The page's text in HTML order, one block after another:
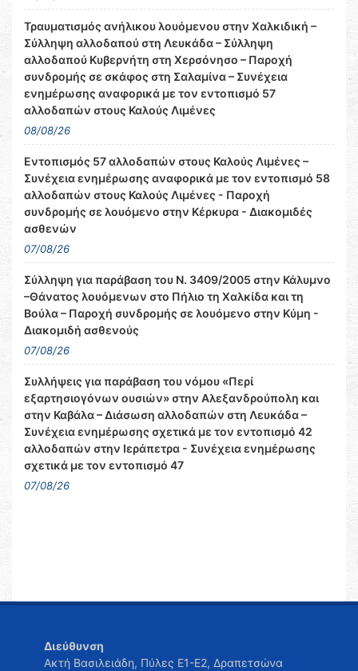
Τραυματισμός ανήλικου λουόμενου στην Χαλκιδική –
Σύλληψη αλλοδαπού στη Λευκάδα – Σύλληψη
αλλοδαπού Κυβερνήτη στη Χερσόνησο – Παροχή
συνδρομής σε σκάφος στη Σαλαμίνα – Συνέχεια
ενημέρωσης αναφορικά με τον εντοπισμό 57
αλλοδαπών στους Καλούς Λιμένες
08/08/26
Εντοπισμός 57 αλλοδαπών στους Καλούς Λιμένες –
Συνέχεια ενημέρωσης αναφορικά με τον εντοπισμό 58
αλλοδαπών στους Καλούς Λιμένες - Παροχή
συνδρομής σε λουόμενο στην Κέρκυρα - Διακομιδές
ασθενών
07/08/26
Σύλληψη για παράβαση του Ν. 3409/2005 στην Κάλυμνο
–Θάνατος λουόμενων στο Πήλιο τη Χαλκίδα και τη
Βούλα – Παροχή συνδρομής σε λουόμενο στην Κύμη -
Διακομιδή ασθενούς
07/08/26
Συλλήψεις για παράβαση του νόμου «Περί
εξαρτησιογόνων ουσιών» στην Αλεξανδρούπολη και
στην Καβάλα – Διάσωση αλλοδαπών στη Λευκάδα –
Συνέχεια ενημέρωσης σχετικά με τον εντοπισμό 42
αλλοδαπών στην Ιεράπετρα - Συνέχεια ενημέρωσης
σχετικά με τον εντοπισμό 47
07/08/26
Διεύθυνση
Ακτή Βασιλειάδη, Πύλες Ε1-Ε2, Δραπετσώνα